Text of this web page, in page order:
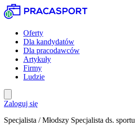
Oferty
Dla kandydatów
Dla pracodawców
Artykuły
Firmy
Ludzie
Zaloguj się
Specjalista / Młodszy Specjalista ds. sportu